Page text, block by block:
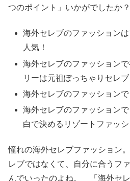
つのポイント」いかがでしたか？
海外セレブのファッション
人気！
海外セレブのファッション
リーは元祖ぽっちゃりセレブ
海外セレブのファッション
海外セレブのファッション
白で決めるリゾートファッ
憧れの海外セレブファッション
レブではなくて、自分に合うフ
んでいったのよね。 「海外セレ